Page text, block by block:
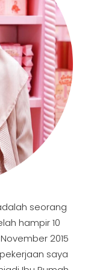
seorang
hampir 10
2015
saya